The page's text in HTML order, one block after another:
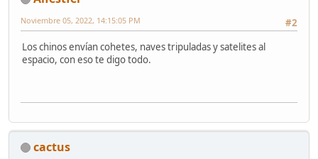
#2
Noviembre 05, 2022, 14:15:05 PM
Los chinos envían cohetes, naves tripuladas y satelites al
espacio, con eso te digo todo.
cactus